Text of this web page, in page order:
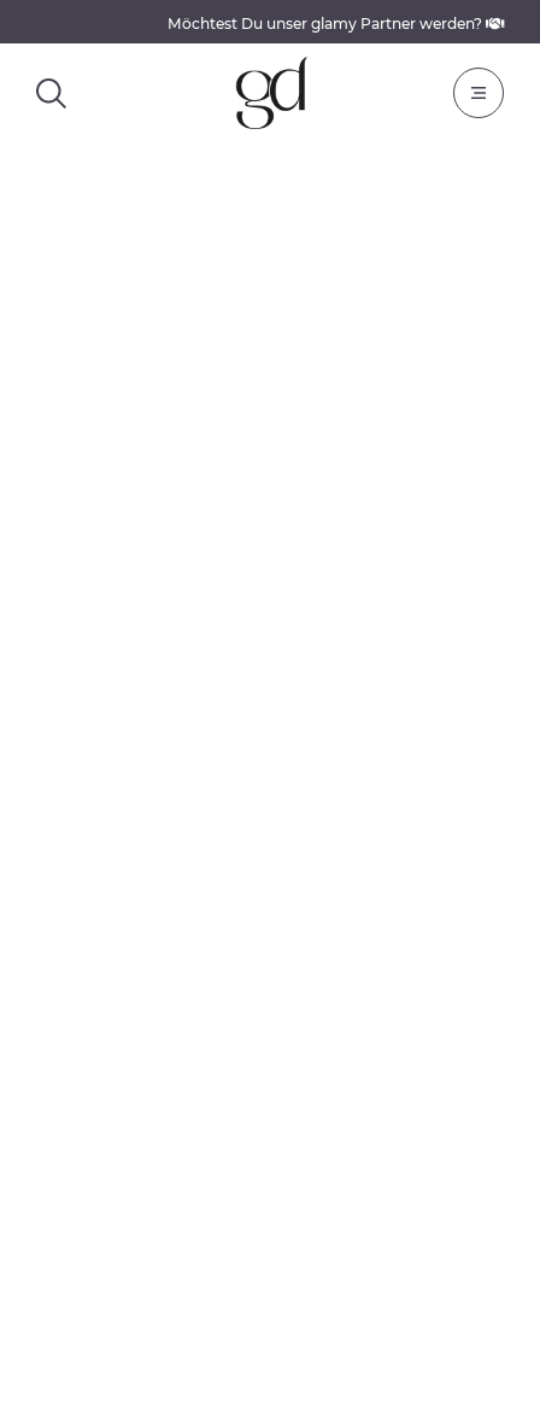
Möchtest Du unser glamy Partner werden?